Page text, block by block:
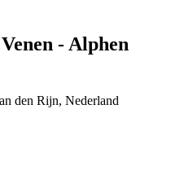
- Alphen
den Rijn, Nederland